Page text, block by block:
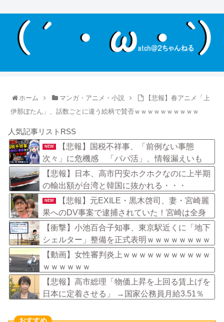
ホーム マンガ・アニメ・小説
【悲報】春アニメ「上
伊那ぼたん」、話数ごとに違う絵柄で賛否ｗｗｗｗｗｗｗｗｗｗ
人気記事リストRSS
NEW
【悲報】国税不祥事、「前例ない事態
次々」に危機感 「パパ活」、情報漏えいも
【悲報】日本、高市円安ホクホクなのに上半期
の輸出額が台湾と韓国に抜かれる・・・
NEW
【悲報】元EXILE・黒木啓司、妻・宮崎麗
果へのDV事案で逮捕されていた！宮崎は全身
打撲、頭部裂傷及び打撲、頸部損傷・・・
【衝撃】小池百合子知事、東京駅近くに「地下
シェルター」整備を正式表明ｗｗｗｗｗｗｗｗ
ｗ
【動画】女性審判炎上ｗｗｗｗｗｗｗｗｗｗｗ
ｗｗｗｗｗｗ
【悲報】高市総理「物価上昇を上回る賃上げを
日本に定着させる」 →国家公務員月給3.51％